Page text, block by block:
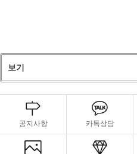
보기
공지사항 카톡상담